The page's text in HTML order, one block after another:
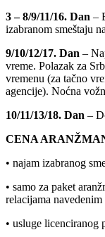
3 – 8/9/11/16. Dan –
izabranom smeštaju
9/10/12/17. Dan –
vreme. Polazak za
vremenu (za tačno
agencije). Noćna
10/11/13/18. Dan –
CENA
• najam izabranog
• samo za paket
relacijama
• usluge licenciranog